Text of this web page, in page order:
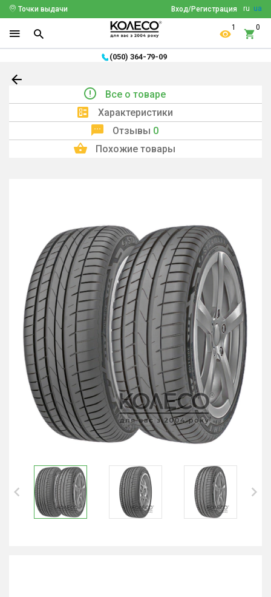
ru ua
Вход/Регистрация
Точки выдачи
1 0
(050) 364-79-09
Все о товаре
Характеристики
Отзывы 0
Похожие товары